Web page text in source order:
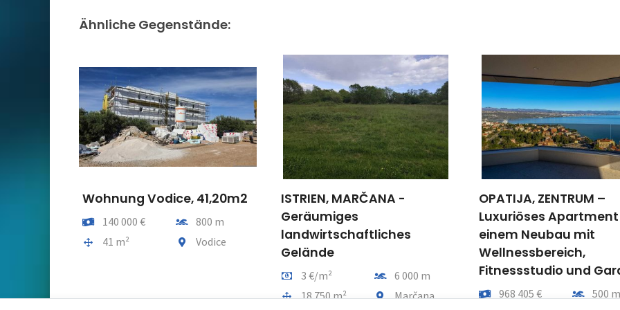
Ähnliche Gegenstände:
Wohnung Vodice, 41,20m2
Preis140 000 € Entfernung vom meer
800 m
Gesamtfläche
41 m² Gemeindeteil
Vodice
ISTRIEN, MARČANA -
Geräumiges
landwirtschaftliches
Gelände
Preis pro m2
3 €/m² Entfernung vom meer
6 000 m
Gesamtfläche
18 750 m² Gemeindeteil
Marčana
OPATIJA, ZENTRUM –
Luxuriöses Apartment
einem Neubau mit
Wellnessbereich,
Fitnessstudio und
Preis968 405 €
500 m